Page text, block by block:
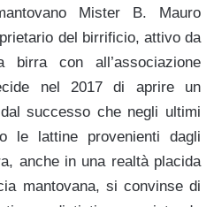
Mister B. Mauro
del birrificio, attivo da
con all’associazione
nel 2017 di aprire un
successo che negli ultimi
le lattine provenienti dagli
anche in una realtà placida
mantovana, si convinse di